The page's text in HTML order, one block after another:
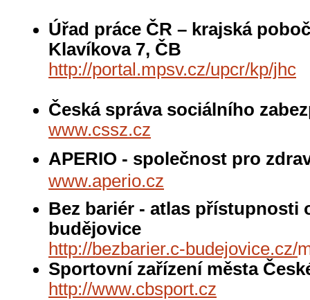
Úřad práce ČR – krajská
Klavíkova 7, ČB
http://portal.mpsv.cz/upcr/kp/jhc
Česká správa sociálního
www.cssz.cz
APERIO - společnost pro
www.aperio.cz
Bez bariér - atlas přístupnosti
budějovice
http://bezbarier.c-budejovice.cz/
Sportovní zařízení města
http://www.cbsport.cz